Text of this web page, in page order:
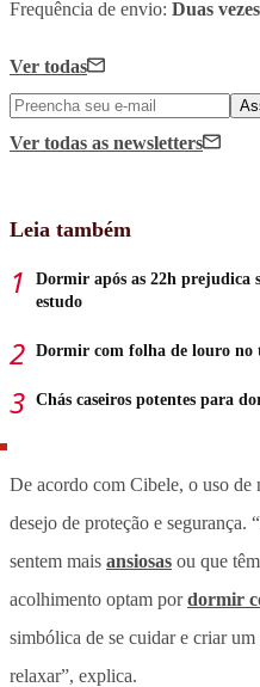
Frequência de envio: Duas
Ver todas
Ver todas as newsletters
Leia também
Dormir após as 22h prejudica
estudo
Dormir com folha de louro no
Chás caseiros potentes para
De acordo com Cibele, o uso de
desejo de proteção e segurança.
sentem mais ansiosas ou que
acolhimento optam pordormir
simbólica de se cuidar e criar
relaxar”, explica.